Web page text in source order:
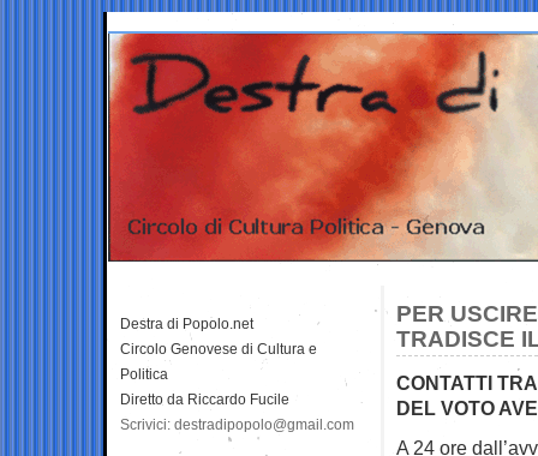
PER
TRADISCE
CONTATTI
DEL VOTO
A 24 ore
Destra di Popolo.net
Circolo Genovese di Cultura e
Politica
Diretto da Riccardo Fucile
Scrivici: destradipopolo@gmail.com